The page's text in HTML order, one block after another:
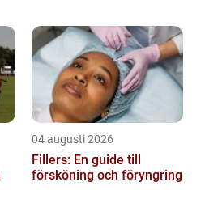
04 augusti 2026
Fillers: En guide till
försköning och föryngring